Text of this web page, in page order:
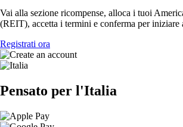
Vai alla sezione ricompense, alloca i tuoi
(REIT), accetta i termini e conferma per iniziare
Registrati ora
Pensato per l'Italia